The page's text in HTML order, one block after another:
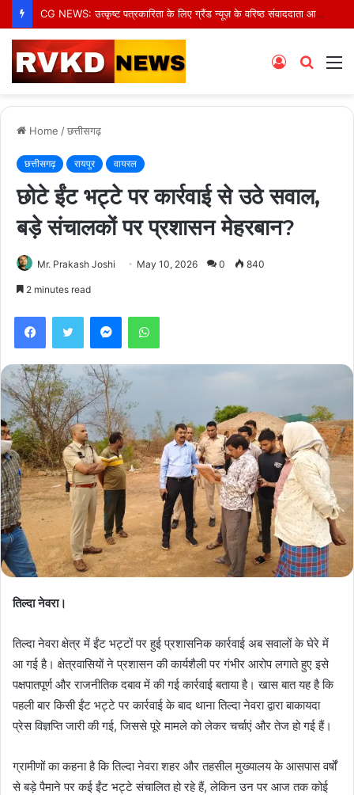
CG NEWS: उत्कृष्ट पत्रकारिता के लिए ग्रैंड न्यूज़ के वरिष्ठ संवाददाता आर.के. राजपूत हुए सम्मानित
Search
Log
Home /छत्तीसगढ़
छत्तीसगढ़ रायपुर वायरल
छोटे ईंट भट्टे पर कार्रवाई से उठे सवाल,
बड़े संचालकों पर प्रशासन मेहरबान?
Mr. Prakash Joshi May 10, 2026 0 840
2 minutes read
FacebookTwitter MessengerWhatsApp
तिल्दा नेवरा।
तिल्दा नेवरा क्षेत्र में ईंट भट्टों पर हुई प्रशासनिक कार्रवाई अब सवालों के घेरे में
आ गई है। क्षेत्रवासियों ने प्रशासन की कार्यशैली पर गंभीर आरोप लगाते हुए इसे
पक्षपातपूर्ण और राजनीतिक दबाव में की गई कार्रवाई बताया है। खास बात यह है कि
पहली बार किसी ईंट भट्टे पर कार्रवाई के बाद थाना तिल्दा नेवरा द्वारा बाकायदा
प्रेस विज्ञप्ति जारी की गई, जिससे पूरे मामले को लेकर चर्चाएं और तेज हो गई हैं।
ग्रामीणों का कहना है कि तिल्दा नेवरा शहर और तहसील मुख्यालय के आसपास वर्षों
से बड़े पैमाने पर कई ईंट भट्टे संचालित हो रहे हैं, लेकिन उन पर आज तक कोई